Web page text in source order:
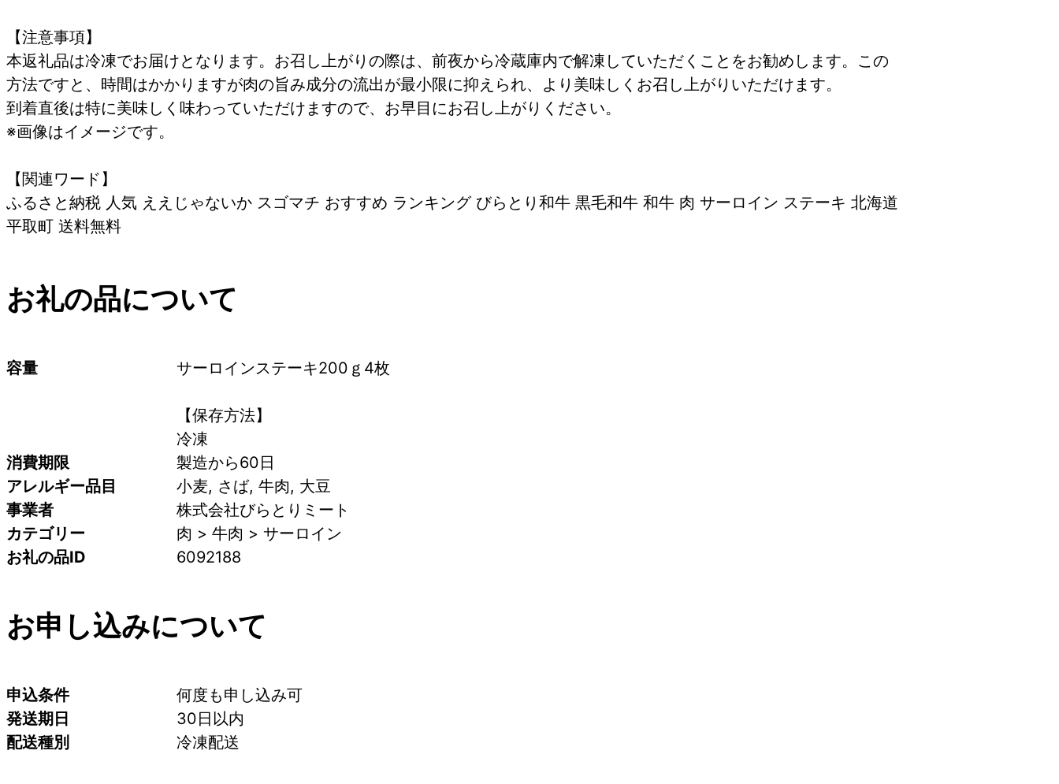
【注意事項】
本返礼品は冷凍でお届けとなります。お召し上がりの際は、前夜から冷蔵庫内で解凍していただくことをお勧めします。この
方法ですと、時間はかかりますが肉の旨み成分の流出が最小限に抑えられ、より美味しくお召し上がりいただけます。
到着直後は特に美味しく味わっていただけますので、お早目にお召し上がりください。
※画像はイメージです。
【関連ワード】
ふるさと納税 人気 ええじゃないか スゴマチ おすすめ ランキング びらとり和牛 黒毛和牛 和牛 肉 サーロイン ステーキ 北海道
平取町 送料無料
お礼の品について
容量 サーロインステーキ200ｇ4枚
【保存方法】
冷凍
消費期限
製造から60日
アレルギー品目
小麦, さば, 牛肉, 大豆
事業者
株式会社びらとりミート
カテゴリー
肉 > 牛肉 > サーロイン
お礼の品ID
6092188
お申し込みについて
申込条件
何度も申し込み可
発送期日
30日以内
配送種別
冷凍配送